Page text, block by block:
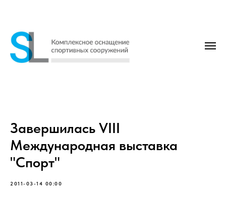
Завершилась VIII
Международная выставка
"Спорт"
2011-03-14 00:00